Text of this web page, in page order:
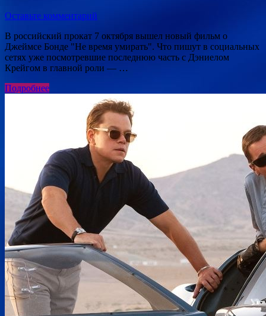
Оставьте комментарий
В российский прокат 7 октября вышел новый фильм о
Джеймсе Бонде "Не время умирать". Что пишут в социальных
сетях уже посмотревшие последнюю часть с Дэниелом
Крейгом в главной роли — …
Подробнее